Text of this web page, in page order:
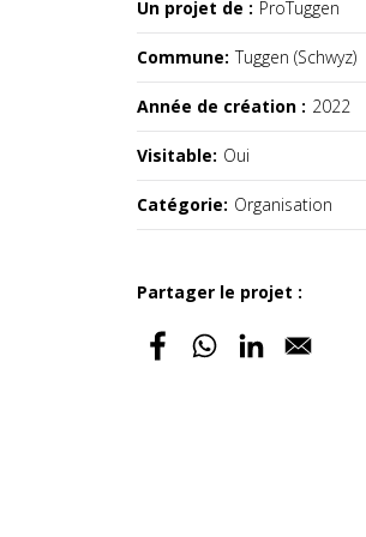
Un projet de : ProTuggen
Commune: Tuggen (Schwyz)
Année de création : 2022
Visitable: Oui
Catégorie: Organisation
Partager le projet :